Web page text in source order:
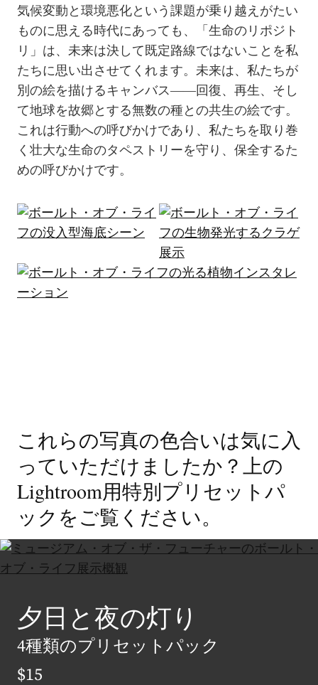
気候変動と環境悪化という課題が乗り越えがたい
ものに思える時代にあっても、「生命のリポジト
リ」は、未来は決して既定路線ではないことを私
たちに思い出させてくれます。未来は、私たちが
別の絵を描けるキャンバス――回復、再生、そし
て地球を故郷とする無数の種との共生の絵です。
これは行動への呼びかけであり、私たちを取り巻
く壮大な生命のタペストリーを守り、保全するた
めの呼びかけです。
これらの写真の色合いは気に入
っていただけましたか？上の
Lightroom用特別プリセットパ
ックをご覧ください。
夕日と夜の灯り
4種類のプリセットパック
$15